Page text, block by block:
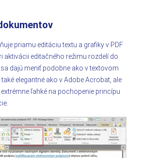
priamu editáciu textu a grafiky v PDF
aktivácii editačného režimu rozdelí do
dajú meniť podobne ako v textovom
elegantné ako v Adobe Acrobat, ale
ľahké na pochopenie princípu